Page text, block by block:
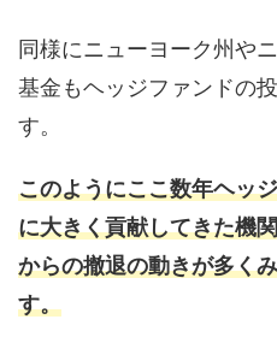
同様にニューヨーク州や
基金もヘッジファンドの
す。
このようにここ数年ヘッ
に大きく貢献してきた機
からの撤退の動きが多く
す。